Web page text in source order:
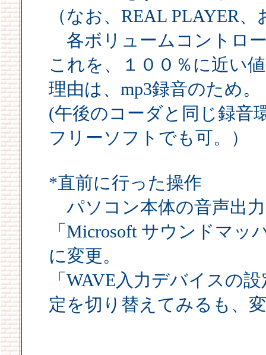
（なお、REAL PLAYER
各ボリュームコントロ
これを、１００％に近い
理由は、mp3録音のため。
(午後のコーダと同じ録音
フリーソフトでも可。）
*直前に行った操作
パソコン本体の音声出
「Microsoft サウンドマッ
に変更。
「WAVE入力デバイスの
定を切り替えてみるも、